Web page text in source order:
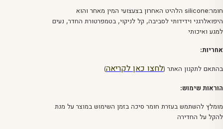
חומר:silicone הלהיט האחרון בצעצועי המין מאחר והוא
היפואלרגני וידידותי לסביבה, קל לניקוי, בטמפרטורת החדר, נעים
למגע ואיכותי
אחריות:
בהתאם לתקנון האתר (לחצו כאן לקריאה)
הוראות שימוש:
מומלץ להשתמש בעזרת חומר סיכה בזמן השימוש במוצר על מנת
להקל על החדירה